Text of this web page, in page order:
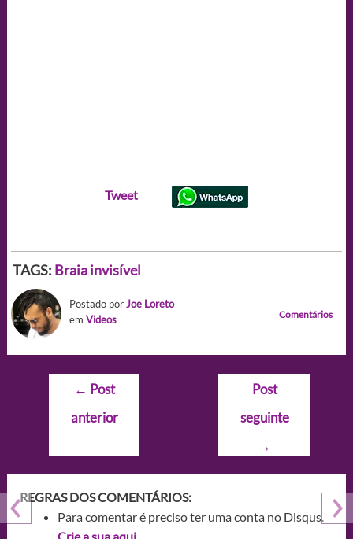
Tweet
TAGS: Braia invisível
Postado porJoe Loreto
em Videos Comentários
Navegação
Post
← Post
anterior
Post
seguinte
→
REGRAS DOS COMENTÁRIOS:
Para comentar é preciso ter uma conta no Disqus.